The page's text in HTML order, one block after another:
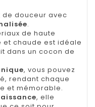
de douceur avec
.
de haute
chaude est idéale
dans un cocon de
, vous pouvez
rendant chaque
et mémorable.
, elle